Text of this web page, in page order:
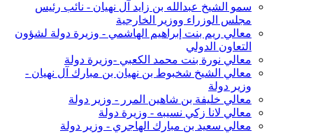
سمو الشيخ عبدالله بن زايد آل نهيان - نائب رئيس
مجلس الوزراء ووزير الخارجية
معالي ريم بنت إبراهيم الهاشمي - وزيرة دولة لشؤون
التعاون الدولي
معالي نورة بنت محمد الكعبي -وزيرة دولة
معالي الشيخ شخبوط بن نهيان بن مبارك آل نهيان -
وزير دولة
معالي خليفة بن شاهين المرر - وزير دولة
معالي لانا زكي نسيبه - وزيرة دولة
معالي سعيد بن مبارك الهاجري - وزير دولة